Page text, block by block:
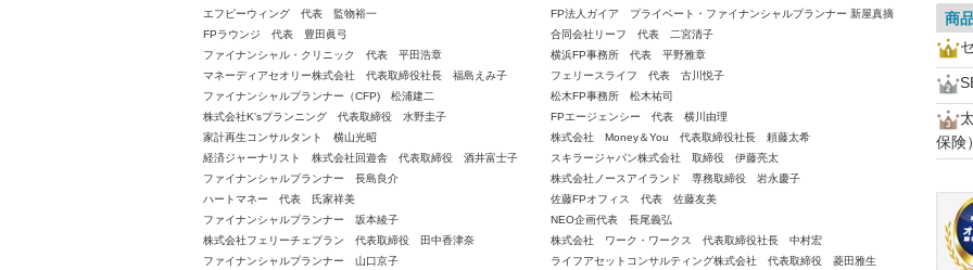
エフピーウィング 代表 監物裕一
FP法人ガイア プライベート・ファイナンシャルプランナー 新屋真摘
FPラウンジ 代表 豊田眞弓
合同会社リーフ 代表 二宮清子
ファイナンシャル・クリニック 代表 平田浩章
横浜FP事務所 代表 平野雅章
マネーディアセオリー株式会社 代表取締役社長 福島えみ子
フェリースライフ 代表 古川悦子
ファイナンシャルプランナー（CFP) 松浦建二
松木FP事務所 松木祐司
株式会社K'sプランニング 代表取締役 水野圭子
FPエージェンシー 代表 横川由理
家計再生コンサルタント 横山光昭
株式会社 Money＆You 代表取締役社長 頼藤太希
経済ジャーナリスト 株式会社回遊舎 代表取締役 酒井富士子
スキラージャパン株式会社 取締役 伊藤亮太
ファイナンシャルプランナー 長島良介
株式会社ノースアイランド 専務取締役 岩永慶子
ハートマネー 代表 氏家祥美
佐藤FPオフィス 代表 佐藤友美
ファイナンシャルプランナー 坂本綾子
NEO企画代表 長尾義弘
株式会社フェリーチェプラン 代表取締役 田中香津奈
株式会社 ワーク・ワークス 代表取締役社長 中村宏
ファイナンシャルプランナー 山口京子
ライフアセットコンサルティング株式会社 代表取締役 菱田雅生
商
保険）